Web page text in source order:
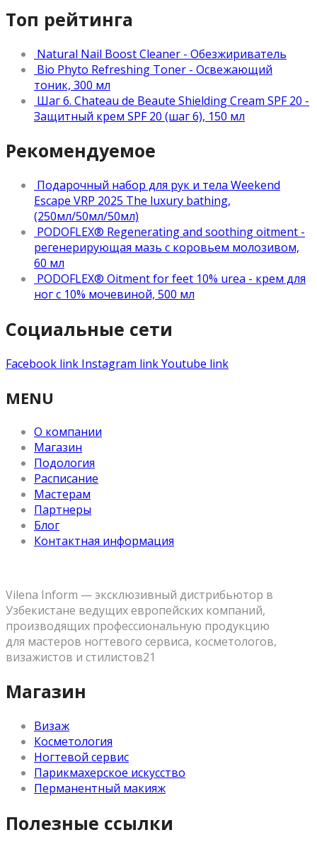
Топ рейтинга
Natural Nail Boost Cleaner - Обезжириватель
Bio Phyto Refreshing Toner - Освежающий
тоник, 300 мл
Шаг 6. Chateau de Beaute Shielding Cream SPF 20 -
Защитный крем SPF 20 (шаг 6), 150 мл
Рекомендуемое
Подарочный набор для рук и тела Weekend
Escape VRP 2025 The luxury bathing,
(250мл/50мл/50мл)
PODOFLEX® Regenerating and soothing oitment -
регенерирующая мазь с коровьем молозивом,
60 мл
PODOFLEX® Oitment for feet 10% urea - крем для
ног с 10% мочевиной, 500 мл
Социальные сети
Facebook link Instagram linkYoutube link
MENU
О компании
Магазин
Подология
Расписание
Мастерам
Партнеры
Блог
Контактная информация
Vilena Inform — эксклюзивный дистрибьютор в
Узбекистане ведущих европейских компаний,
производящих профессиональную продукцию
для мастеров ногтевого сервиса, косметологов,
визажистов и стилистов21
Магазин
Визаж
Косметология
Ногтевой сервис
Парикмахерское искусство
Перманентный макияж
Полезные ссылки